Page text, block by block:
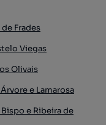
Frades
Viegas
Olivais
e Lamarosa
e Ribeira de